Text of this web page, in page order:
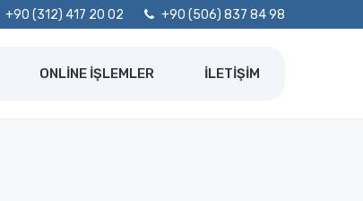
+90 (312) 417 20 02 +90 (506) 837 84 98
ONLINE İŞLEMLER İLETIŞIM